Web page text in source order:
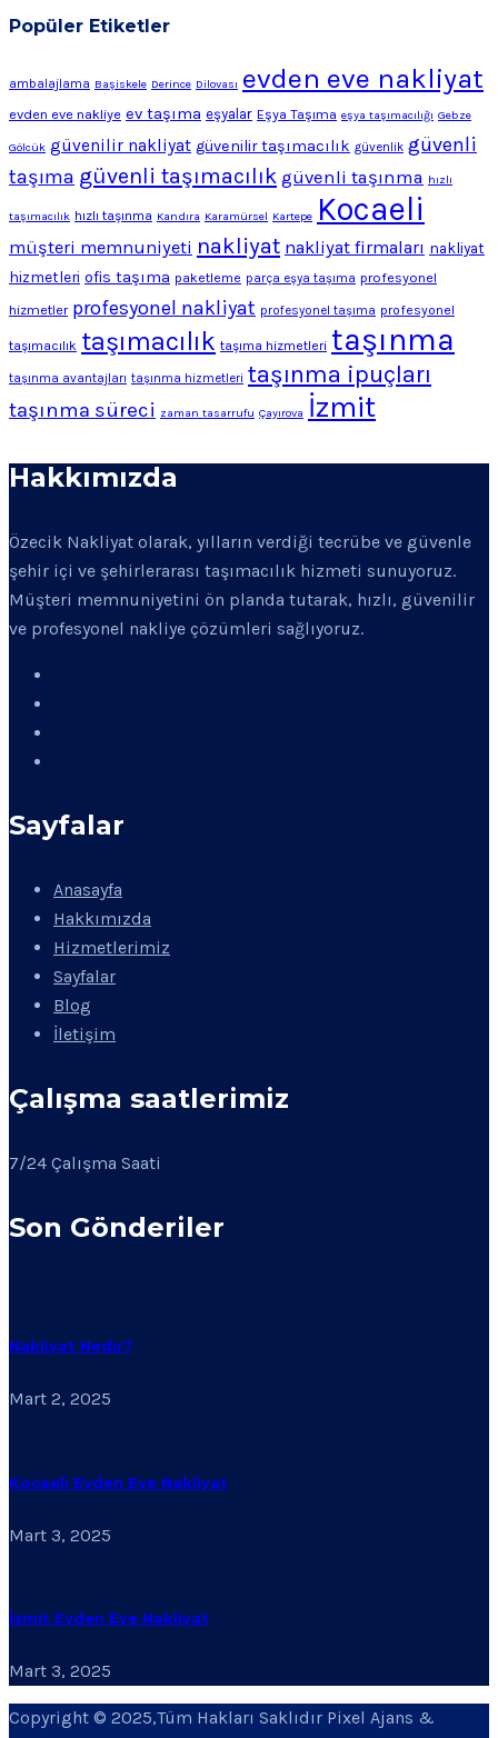
Popüler Etiketler
ambalajlama Başiskele Derince Dilovası evden eve nakliyat
evden eve nakliye ev taşıma eşyalar Eşya Taşıma eşya taşımacılığı Gebze
Gölcük güvenilir nakliyat güvenilir taşımacılık güvenlik güvenli
taşıma güvenli taşımacılık güvenli taşınma hızlı
taşımacılık hızlı taşınma Kandıra Karamürsel Kartepe Kocaeli
müşteri memnuniyeti nakliyat nakliyat firmaları nakliyat
hizmetleri ofis taşıma paketleme parça eşya taşıma profesyonel
hizmetler profesyonel nakliyat profesyonel taşıma profesyonel
taşımacılık taşımacılık taşıma hizmetleri taşınma
taşınma avantajları taşınma hizmetleri taşınma ipuçları
taşınma süreci zaman tasarrufu Çayırova İzmit
Hakkımızda
Özecik Nakliyat olarak, yılların verdiği tecrübe ve güvenle
şehir içi ve şehirlerarası taşımacılık hizmeti sunuyoruz.
Müşteri memnuniyetini ön planda tutarak, hızlı, güvenilir
ve profesyonel nakliye çözümleri sağlıyoruz.
Sayfalar
Anasayfa
Hakkımızda
Hizmetlerimiz
Sayfalar
Blog
İletişim
Çalışma saatlerimiz
7/24 Çalışma Saati
Son Gönderiler
Nakliyat Nedir?
Mart 2, 2025
Kocaeli Evden Eve Nakliyat
Mart 3, 2025
İzmit Evden Eve Nakliyat
Mart 3, 2025
Copyright © 2025,Tüm Hakları Saklıdır Pixel Ajans &